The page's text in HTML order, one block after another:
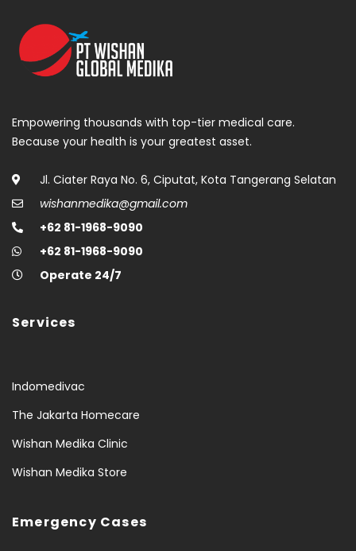
Empowering thousands with top-tier medical care.
Because your health is your greatest asset.
Jl. Ciater Raya No. 6, Ciputat, Kota Tangerang Selatan
wishanmedika@gmail.com
+62 81-1968-9090
+62 81-1968-9090
Operate 24/7
Services
Indomedivac
The Jakarta Homecare
Wishan Medika Clinic
Wishan Medika Store
Emergency Cases